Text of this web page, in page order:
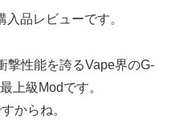
入品レビューです。
撃性能を誇るVape界のG-
上級Modです。
からね。